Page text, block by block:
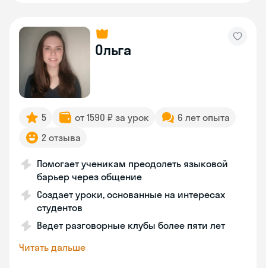
Ольга
5 от 1590 ₽ за урок
6 лет опыта
2 отзыва
Помогает ученикам преодолеть языковой
барьер через общение
Создает уроки, основанные на интересах
студентов
Ведет разговорные клубы более пяти лет
Читать дальше